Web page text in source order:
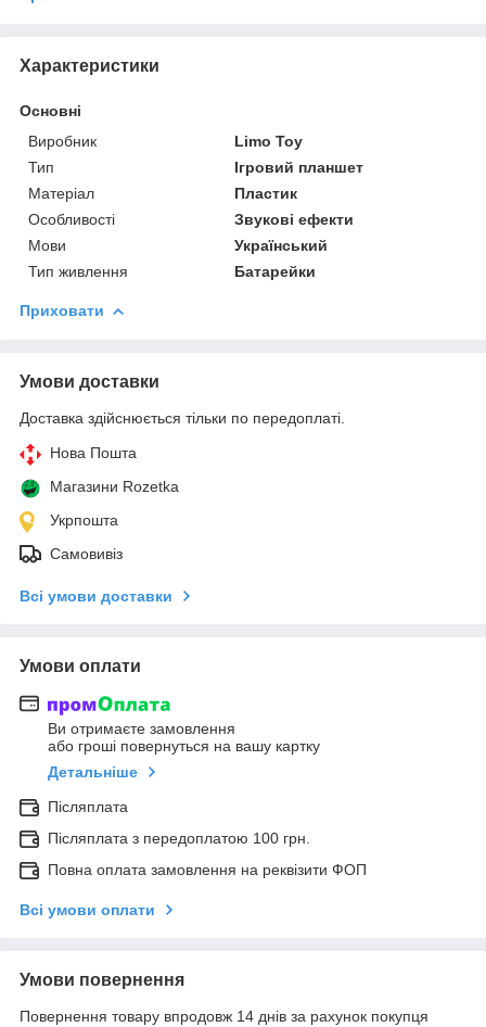
Характеристики
Основні
Виробник
Limo Toy
Тип
Ігровий планшет
Матеріал
Пластик
Особливості
Звукові ефекти
Мови
Український
Тип живлення
Батарейки
Приховати
Умови доставки
Доставка здійснюється тільки по передоплаті.
Нова Пошта
Магазини Rozetka
Укрпошта
Самовивіз
Всі умови доставки
Умови оплати
Ви отримаєте замовлення
або гроші повернуться на вашу картку
Детальніше
Післяплата
Післяплата з передоплатою 100 грн.
Повна оплата замовлення на реквізити ФОП
Всі умови оплати
Умови повернення
Повернення товару впродовж 14 днів за рахунок покупця